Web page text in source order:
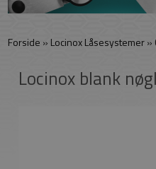
Forside » Locinox Låsesystemer»
Locinox blank